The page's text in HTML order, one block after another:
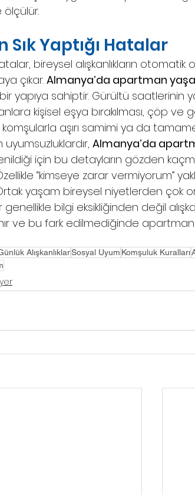
Sık Yaptığı Hatalar
bireysel alışkanlıkların otomatik
çıkar. Almanya’da apartman
yapıya sahiptir. Gürültü saatlerinin
kişisel eşya bırakılması, çöp
komşularla aşırı samimi ya da
Almanya’da
için bu detayların gözden
“kimseye zarar vermiyorum”
yaşam bireysel niyetlerden çok
bilgi eksikliğinden değil
ve bu fark edilmediğinde
AlışkanlıklarSosyal Uyum Komşuluk Kuralları